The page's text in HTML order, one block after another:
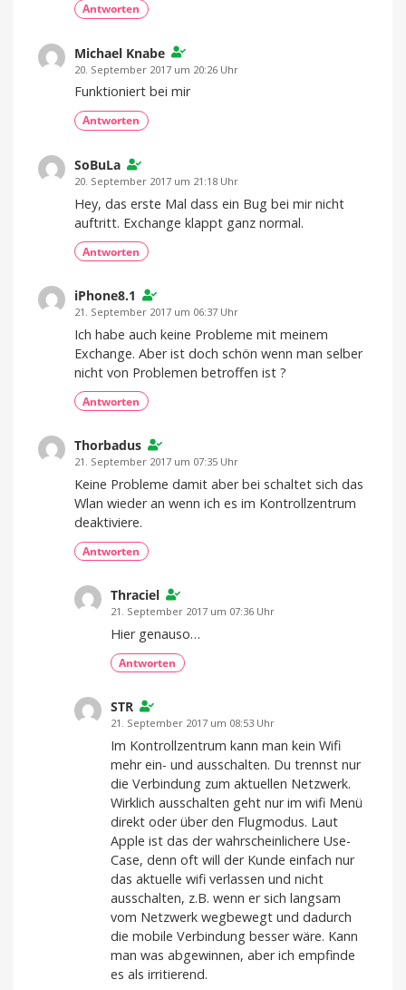
Antworten
Michael Knabe
20. September 2017 um 20:26 Uhr
Funktioniert bei mir
Antworten
SoBuLa
20. September 2017 um 21:18 Uhr
Hey, das erste Mal dass ein Bug bei mir nicht
auftritt. Exchange klappt ganz normal.
Antworten
iPhone8.1
21. September 2017 um 06:37 Uhr
Ich habe auch keine Probleme mit meinem
Exchange. Aber ist doch schön wenn man selber
nicht von Problemen betroffen ist ?
Antworten
Thorbadus
21. September 2017 um 07:35 Uhr
Keine Probleme damit aber bei schaltet sich das
Wlan wieder an wenn ich es im Kontrollzentrum
deaktiviere.
Antworten
Thraciel
21. September 2017 um 07:36 Uhr
Hier genauso…
Antworten
STR
21. September 2017 um 08:53 Uhr
Im Kontrollzentrum kann man kein Wifi
mehr ein- und ausschalten. Du trennst nur
die Verbindung zum aktuellen Netzwerk.
Wirklich ausschalten geht nur im wifi Menü
direkt oder über den Flugmodus. Laut
Apple ist das der wahrscheinlichere Use-
Case, denn oft will der Kunde einfach nur
das aktuelle wifi verlassen und nicht
ausschalten, z.B. wenn er sich langsam
vom Netzwerk wegbewegt und dadurch
die mobile Verbindung besser wäre. Kann
man was abgewinnen, aber ich empfinde
es als irritierend.